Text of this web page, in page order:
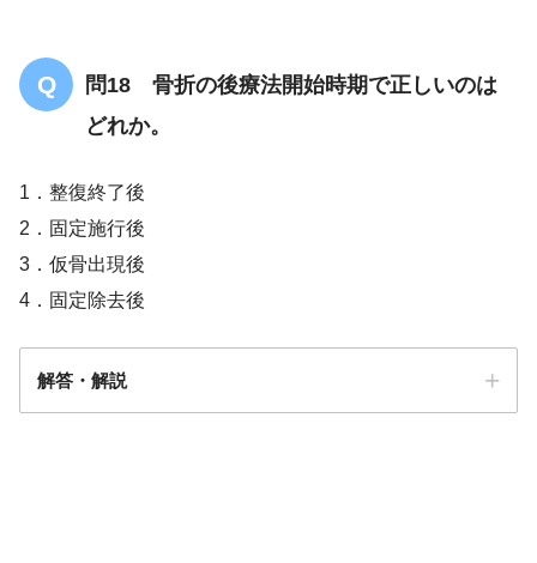
問18 骨折の後療法開始時期で正しいのは
どれか。
1．整復終了後
2．固定施行後
3．仮骨出現後
4．固定除去後
解答・解説